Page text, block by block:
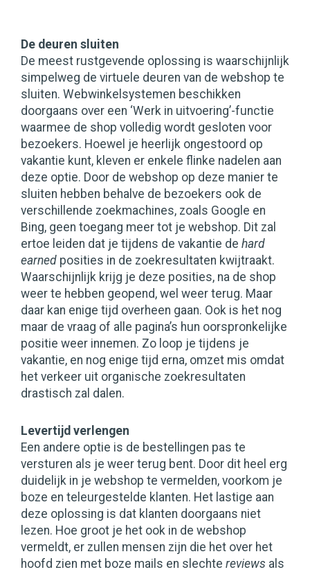
De deuren sluiten
De meest rustgevende oplossing is waarschijnlijk
simpelweg de virtuele deuren van de webshop te
sluiten. Webwinkelsystemen beschikken
doorgaans over een ‘Werk in uitvoering’-functie
waarmee de shop volledig wordt gesloten voor
bezoekers. Hoewel je heerlijk ongestoord op
vakantie kunt, kleven er enkele flinke nadelen aan
deze optie. Door de webshop op deze manier te
sluiten hebben behalve de bezoekers ook de
verschillende zoekmachines, zoals Google en
Bing, geen toegang meer tot je webshop. Dit zal
ertoe leiden dat je tijdens de vakantie de hard
earned posities in de zoekresultaten kwijtraakt.
Waarschijnlijk krijg je deze posities, na de shop
weer te hebben geopend, wel weer terug. Maar
daar kan enige tijd overheen gaan. Ook is het nog
maar de vraag of alle pagina’s hun oorspronkelijke
positie weer innemen. Zo loop je tijdens je
vakantie, en nog enige tijd erna, omzet mis omdat
het verkeer uit organische zoekresultaten
drastisch zal dalen.
Levertijd verlengen
Een andere optie is de bestellingen pas te
versturen als je weer terug bent. Door dit heel erg
duidelijk in je webshop te vermelden, voorkom je
boze en teleurgestelde klanten. Het lastige aan
deze oplossing is dat klanten doorgaans niet
lezen. Hoe groot je het ook in de webshop
vermeldt, er zullen mensen zijn die het over het
hoofd zien met boze mails en slechte reviews als